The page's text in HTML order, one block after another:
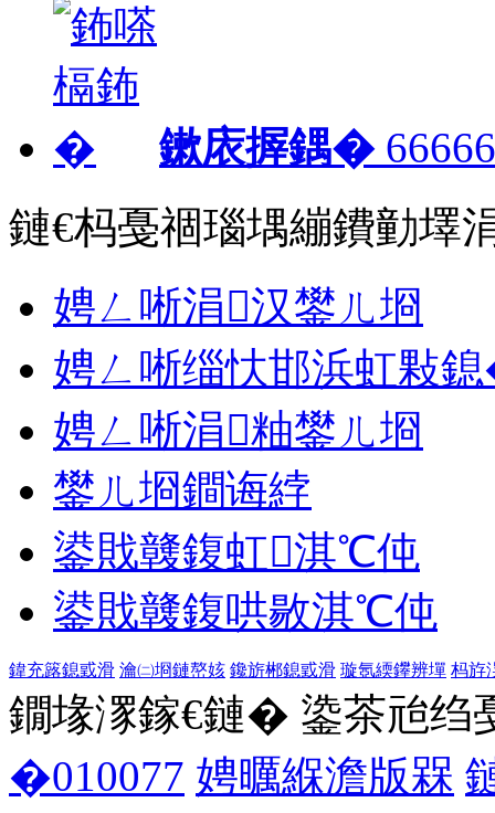
鏉庡搱鍝�
鏈€杩戞祻瑙堣繃鐨勭墿
娉ㄥ唽涓汉鐢ㄦ埛
娉ㄥ唽缁忕邯浜虹敤
娉ㄥ唽涓粙鐢ㄦ埛
鐢ㄦ埛鐧诲綍
鍙戝竷鍑虹淇℃伅
鍙戝竷鍑哄敭淇℃伅
鍏充簬鎴戜滑 瀹㈡埛鏈嶅姟 鑱旂郴鎴戜滑 璇氬緛鑻辨墠 杩斿
鐗堟潈鎵€鏈� 鍌茶兘绉
�010077 娉曞緥澹版槑